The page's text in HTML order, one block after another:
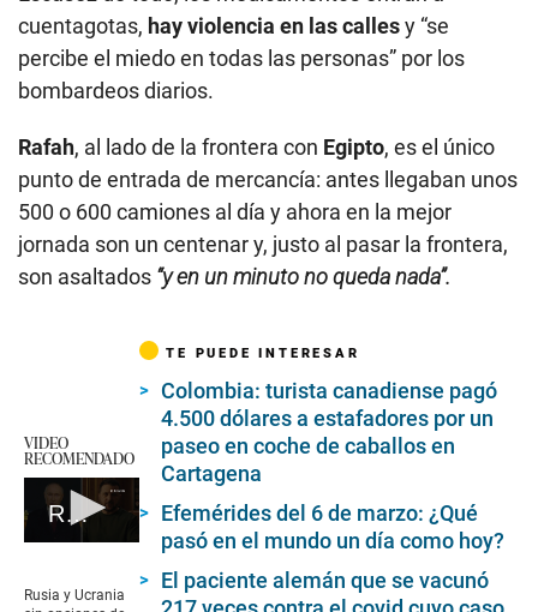
cuentagotas, hay violencia en las callesy “se
percibe el miedo en todas las personas” por los
bombardeos diarios.
Rafah, al lado de la frontera con Egipto, es el único
punto de entrada de mercancía: antes llegaban unos
500 o 600 camiones al día y ahora en la mejor
jornada son un centenar y, justo al pasar la frontera,
son asaltados “y en un minuto no queda nada”.
VIDEO
RECOMENDADO
Rusia y Ucrania sin opciones de tregua para el 2024
of
2
Rusia y Ucrania
TE PUEDE INTERESAR
Colombia: turista canadiense pagó
4.500 dólares a estafadores por un
paseo en coche de caballos en
Cartagena
Efemérides del 6 de marzo: ¿Qué
pasó en el mundo un día como hoy?
El paciente alemán que se vacunó